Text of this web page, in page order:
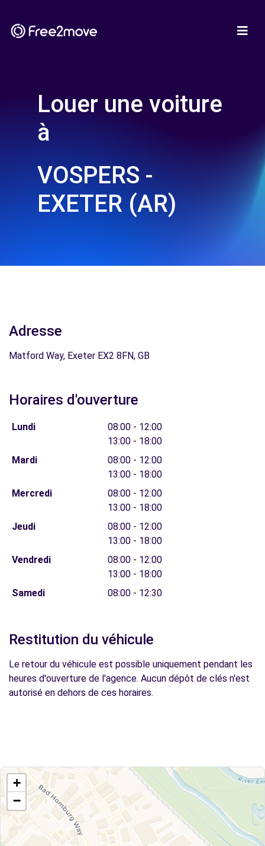
Louer une voiture
à
VOSPERS -
EXETER (AR)
Adresse
Matford Way, Exeter EX2 8FN, GB
Horaires d'ouverture
Lundi
08:00 - 12:00
13:00 - 18:00
Mardi
08:00 - 12:00
13:00 - 18:00
Mercredi
08:00 - 12:00
13:00 - 18:00
Jeudi
08:00 - 12:00
13:00 - 18:00
Vendredi
08:00 - 12:00
13:00 - 18:00
Samedi
08:00 - 12:30
Restitution du véhicule
Le retour du véhicule est possible uniquement pendant les
heures d'ouverture de l'agence. Aucun dépôt de clés n'est
autorisé en dehors de ces horaires.
+
−